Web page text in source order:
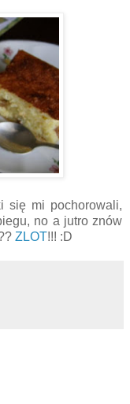
się mi pochorowali,
no a jutro znów
ZLOT!!! :D